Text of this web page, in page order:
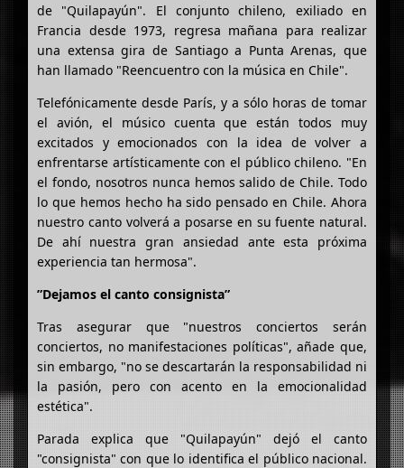
de "Quilapayún". El conjunto chileno, exiliado en
Francia desde 1973, regresa mañana para realizar
una extensa gira de Santiago a Punta Arenas, que
han llamado "Reencuentro con la música en Chile".
Telefónicamente desde París, y a sólo horas de tomar
el avión, el músico cuenta que están todos muy
excitados y emocionados con la idea de volver a
enfrentarse artísticamente con el público chileno. "En
el fondo, nosotros nunca hemos salido de Chile. Todo
lo que hemos hecho ha sido pensado en Chile. Ahora
nuestro canto volverá a posarse en su fuente natural.
De ahí nuestra gran ansiedad ante esta próxima
experiencia tan hermosa".
”Dejamos el canto consignista”
Tras asegurar que "nuestros conciertos serán
conciertos, no manifestaciones políticas", añade que,
sin embargo, "no se descartarán la responsabilidad ni
la pasión, pero con acento en la emocionalidad
estética".
Parada explica que "Quilapayún" dejó el canto
"consignista" con que lo identifica el público nacional.